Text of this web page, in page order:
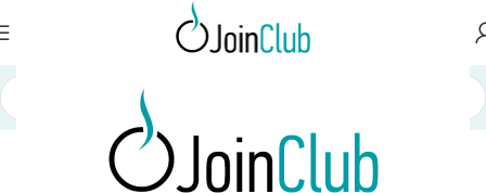
Συσκευές/Αναλώσιμα